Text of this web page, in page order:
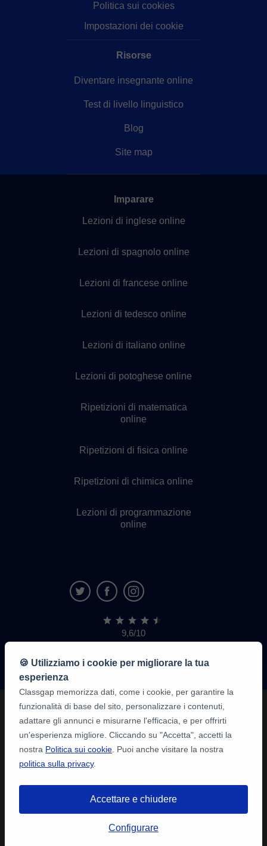
Politica sui cookies
Impostazioni dei cookie
Risorse
Diventare insegnante online
Test di livello linguistico
Blog
Site map
Imparare
Lezioni di inglese online
Lezioni di spagnolo online
Lezioni di francese online
Lezioni di tedesco online
Lezioni di italiano online
Lezioni di potoghese online
Ripetizioni di matematica
online
Ripetizioni di fisica online
Ripetizioni di chimica online
Lezioni di programmazione
online
9,6/10
1.339.316
recensioni
di
alunni
🍪 Utilizziamo i cookie per migliorare la tua
esperienza
Classgap memorizza dati, come i cookie, per garantire la
funzionalità di base del sito, personalizzare i contenuti,
adattare gli annunci e misurarne l'efficacia, e per offrirti
un'esperienza migliore. Cliccando su "Accetta", accetti la
nostra Politica sui cookie . Puoi anche visitare la nostra
politica sulla privacy.
Accettare e chiudere
Configurare